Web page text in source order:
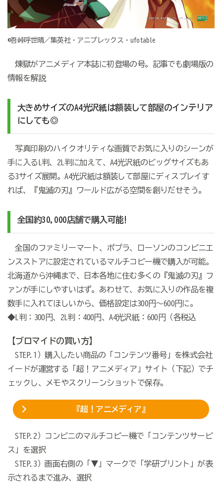
©吾峠呼世晴／集英社・アニプレックス・ufotable
煉󠄁獄がアニメディア本誌に初登場の号。記事でも劇場版の
情報を解説
大きめサイズのA4光沢紙は額装して部屋のインテリア
にしても◎
写真印刷のハイクオリティな画質でお気に入りのシーンが
手に入るL判、2L判に加えて、A4光沢紙のビッグサイズもあ
る3サイズ展開。A4光沢紙は額装して部屋にディスプレイす
れば、『鬼滅の刃』ワールド広がる空間を創りだせそう。
全国約30,000店舗で購入可能!
全国のファミリーマート、ポプラ、ローソンのコンビニエ
ンスストアに設定されているマルチコピー機で購入が可能。
北海道から沖縄まで、日本各地に住む多くの『鬼滅の刃』フ
ァンが手にしやすいはず。あわせて、お気に入りの作品を複
数手に入れてほしいから、価格設定は300円～600円に。
◆L判：300円、2L判：400円、A4光沢紙：600円（各税込
【ブロマイドの買い方】
STEP.1）購入したい商品の「コンテンツ番号」を株式会社
イードが運営する「超！アニメディア」サイト（下記）でチ
ェックし、メモやスクリーンショットで保存。
『超！アニメディア』
STEP.2）コンビニのマルチコピー機で「コンテンツサービ
ス」を選択
STEP.3）画面右側の「▼」マークで「学研プリント」が表
示されるまで進み、選択